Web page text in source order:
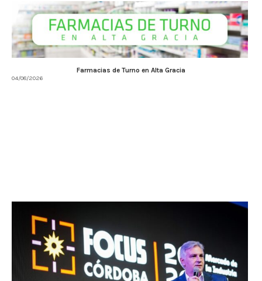
Farmacias de Turno en Alta Gracia
04/08/2026